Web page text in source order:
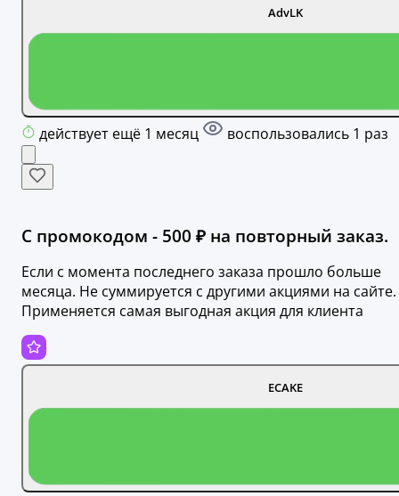
AdvLK
действует ещё 1 месяц воспользовались 1 раз
С промокодом - 500 ₽ на повторный заказ.
Если с момента последнего заказа прошло больше
месяца. Не суммируется с другими акциями на сайте.
Применяется самая выгодная акция для клиента
ECAKE